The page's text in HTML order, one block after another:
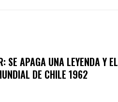
SE APAGA UNA LEYENDA Y EL
DE CHILE 1962